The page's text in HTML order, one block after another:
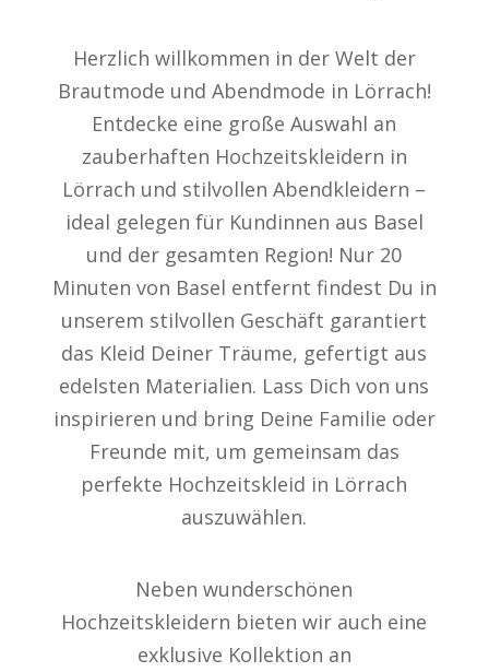
Herzlich willkommen in der Welt der
Brautmode und Abendmode in Lörrach!
Entdecke eine große Auswahl an
zauberhaften Hochzeitskleidern in
Lörrach und stilvollen Abendkleidern –
ideal gelegen für Kundinnen aus Basel
und der gesamten Region! Nur 20
Minuten von Basel entfernt findest Du in
unserem stilvollen Geschäft garantiert
das Kleid Deiner Träume, gefertigt aus
edelsten Materialien. Lass Dich von uns
inspirieren und bring Deine Familie oder
Freunde mit, um gemeinsam das
perfekte Hochzeitskleid in Lörrach
auszuwählen.
Neben wunderschönen
Hochzeitskleidern bieten wir auch eine
exklusive Kollektion an